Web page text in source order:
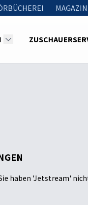
MAGAZIN
haben 'Jetstream'